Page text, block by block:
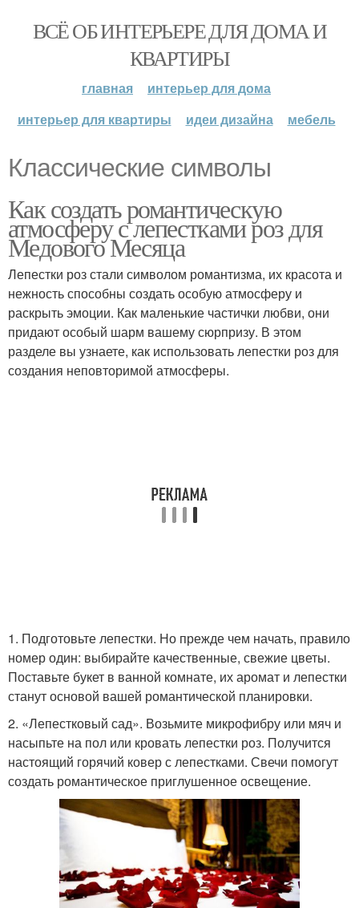
ВСЁ ОБ ИНТЕРЬЕРЕ ДЛЯ ДОМА И
КВАРТИРЫ
главная
интерьер для дома
интерьер для квартиры
идеи дизайна мебель
Классические символы
Как создать романтическую
атмосферу с лепестками роз для
Медового Месяца
Лепестки роз стали символом романтизма, их красота и
нежность способны создать особую атмосферу и
раскрыть эмоции. Как маленькие частички любви, они
придают особый шарм вашему сюрпризу. В этом
разделе вы узнаете, как использовать лепестки роз для
создания неповторимой атмосферы.
1. Подготовьте лепестки. Но прежде чем начать, правило
номер один: выбирайте качественные, свежие цветы.
Поставьте букет в ванной комнате, их аромат и лепестки
станут основой вашей романтической планировки.
2. «Лепестковый сад». Возьмите микрофибру или мяч и
насыпьте на пол или кровать лепестки роз. Получится
настоящий горячий ковер с лепестками. Свечи помогут
создать романтическое приглушенное освещение.